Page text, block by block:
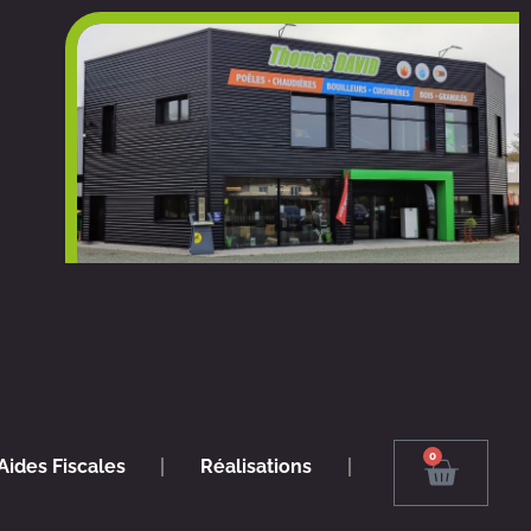
Fiscales Réalisations 0
Panier